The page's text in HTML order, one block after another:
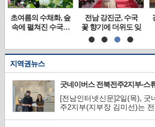
초여름의 수채화, 숲
속에 펼쳐진 수국…
전남 강진군, 수국
꽃 향기에 더위도 잊
어~
지역권뉴스
굿네이버스 전북전주2지부-스
웃가게 현판 전달식 진행
[전남인터넷신문]2일(목), 굿
주2지부(지부장 김미선)는